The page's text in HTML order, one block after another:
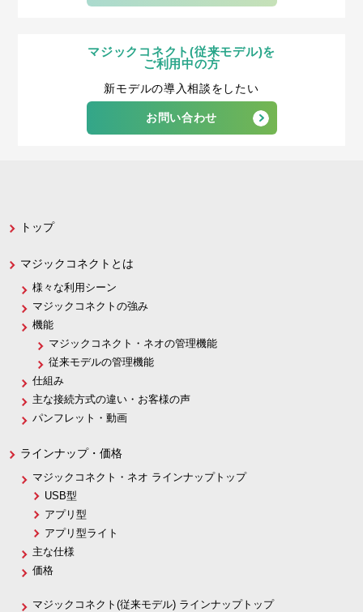
マジックコネクト(従来モデル)を
ご利用中の方
新モデルの導入相談をしたい
お問い合わせ
トップ
マジックコネクトとは
様々な利用シーン
マジックコネクトの強み
機能
マジックコネクト・ネオの管理機能
従来モデルの管理機能
仕組み
主な接続方式の違い・お客様の声
パンフレット・動画
ラインナップ・価格
マジックコネクト・ネオ ラインナップトップ
USB型
アプリ型
アプリ型ライト
主な仕様
価格
マジックコネクト(従来モデル) ラインナップトップ